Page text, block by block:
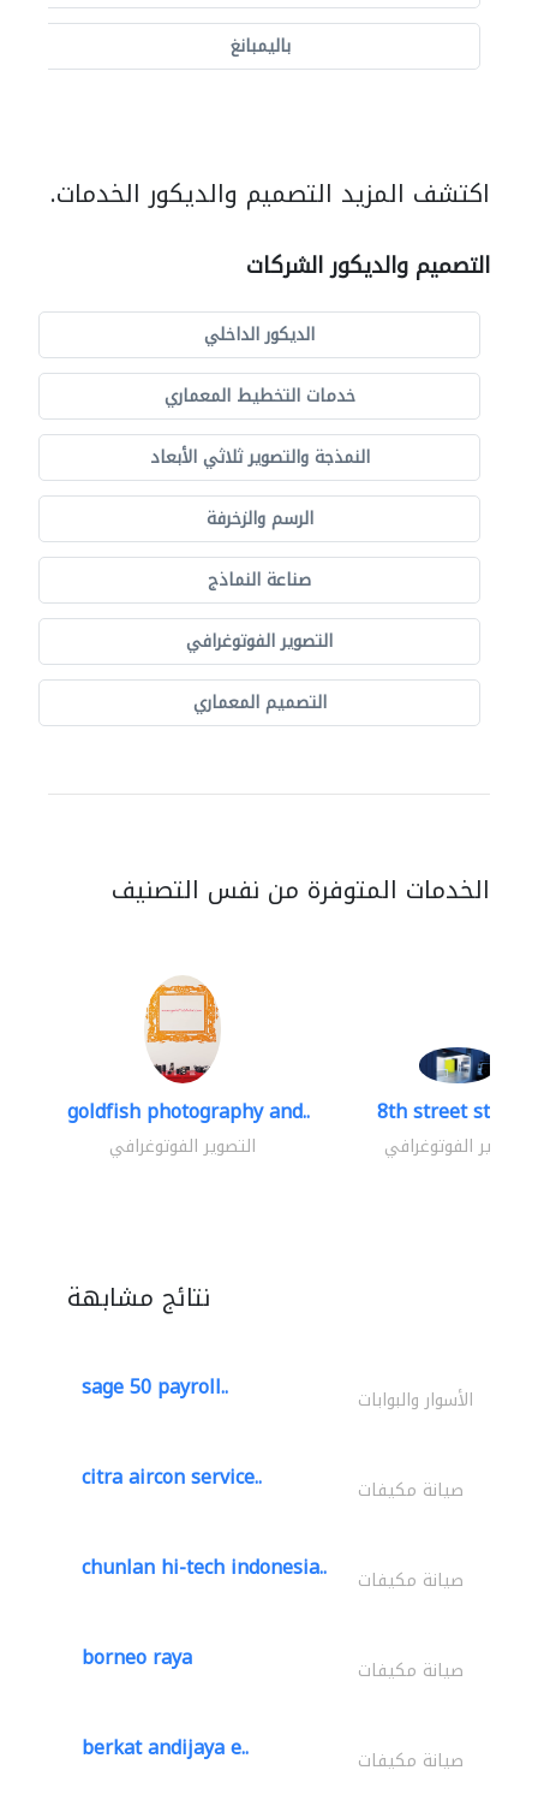
باليمبانغ
اكتشف المزيد التصميم والديكور الخدمات.
التصميم والديكور الشركات
الديكور الداخلي
خدمات التخطيط المعماري
النمذجة والتصوير ثلاثي الأبعاد
الرسم والزخرفة
صناعة النماذج
التصوير الفوتوغرافي
التصميم المعماري
الخدمات المتوفرة من نفس التصنيف
goldfish photography and..
التصوير الفوتوغرافي
8th street studios
التصوير الفوتوغرافي
نتائج مشابهة
sage 50 payroll.. الأسوار والبوابات
citra aircon service.. صيانة مكيفات
chunlan hi-tech indonesia.. صيانة مكيفات
borneo raya صيانة مكيفات
berkat andijaya e.. صيانة مكيفات